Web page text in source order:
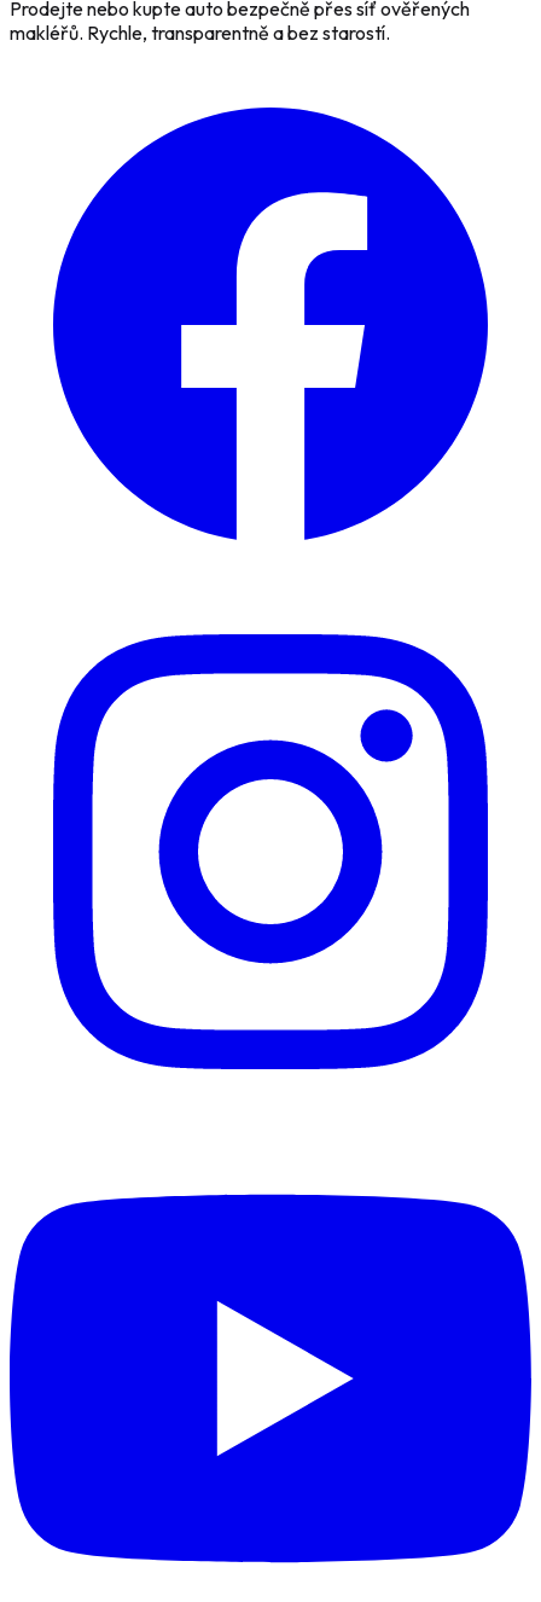
Prodejte nebo kupte auto bezpečně přes síť ověřených
makléřů. Rychle, transparentně a bez starostí.